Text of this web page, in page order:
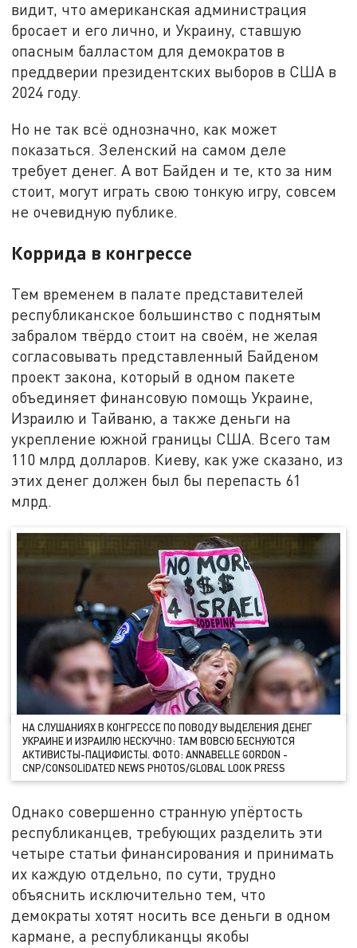
видит, что американская администрация
бросает и его лично, и Украину, ставшую
опасным балластом для демократов в
преддверии президентских выборов в США в
2024 году.
Но не так всё однозначно, как может
показаться. Зеленский на самом деле
требует денег. А вот Байден и те, кто за ним
стоит, могут играть свою тонкую игру, совсем
не очевидную публике.
Коррида в конгрессе
Тем временем в палате представителей
республиканское большинство с поднятым
забралом твёрдо стоит на своём, не желая
согласовывать представленный Байденом
проект закона, который в одном пакете
объединяет финансовую помощь Украине,
Израилю и Тайваню, а также деньги на
укрепление южной границы США. Всего там
110 млрд долларов. Киеву, как уже сказано, из
этих денег должен был бы перепасть 61
млрд.
НА СЛУШАНИЯХ В КОНГРЕССЕ ПО ПОВОДУ ВЫДЕЛЕНИЯ ДЕНЕГ
УКРАИНЕ И ИЗРАИЛЮ НЕСКУЧНО: ТАМ ВОВСЮ БЕСНУЮТСЯ
АКТИВИСТЫ-ПАЦИФИСТЫ. ФОТО: ANNABELLE GORDON -
CNP/CONSOLIDATED NEWS PHOTOS/GLOBAL LOOK PRESS
Однако совершенно странную упёртость
республиканцев, требующих разделить эти
четыре статьи финансирования и принимать
их каждую отдельно, по сути, трудно
объяснить исключительно тем, что
демократы хотят носить все деньги в одном
кармане, а республиканцы якобы